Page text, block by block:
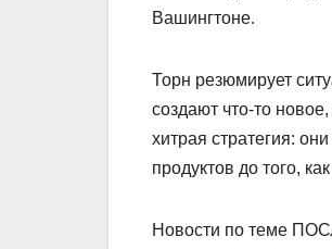
Вашингтоне.
Торн резюмирует
создают что-то
хитрая стратегия:
продуктов до того,
Новости по теме